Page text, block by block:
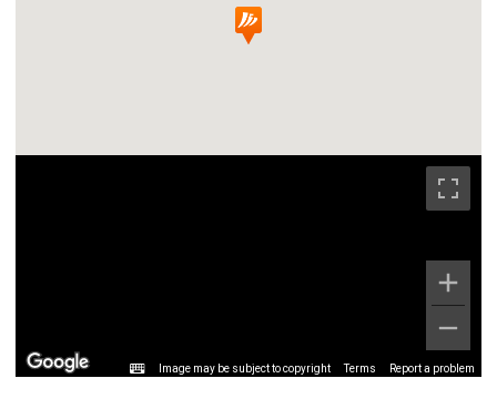
Image may be subject to copyright Terms Report a problem